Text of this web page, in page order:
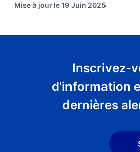
Mise à jour le 19 Juin 2025
Inscrivez-
d'information
dernières